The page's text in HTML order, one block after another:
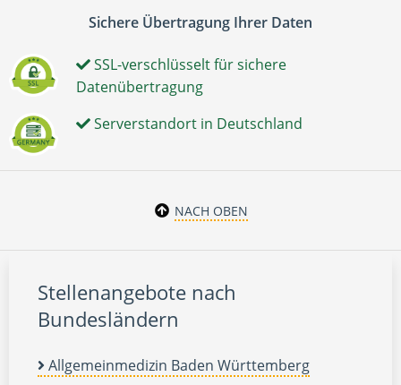
Sichere Übertragung Ihrer Daten
SSL-verschlüsselt für sichere
Datenübertragung
Serverstandort in Deutschland
NACH OBEN
Stellenangebote nach
Bundesländern
Allgemeinmedizin Baden Württemberg